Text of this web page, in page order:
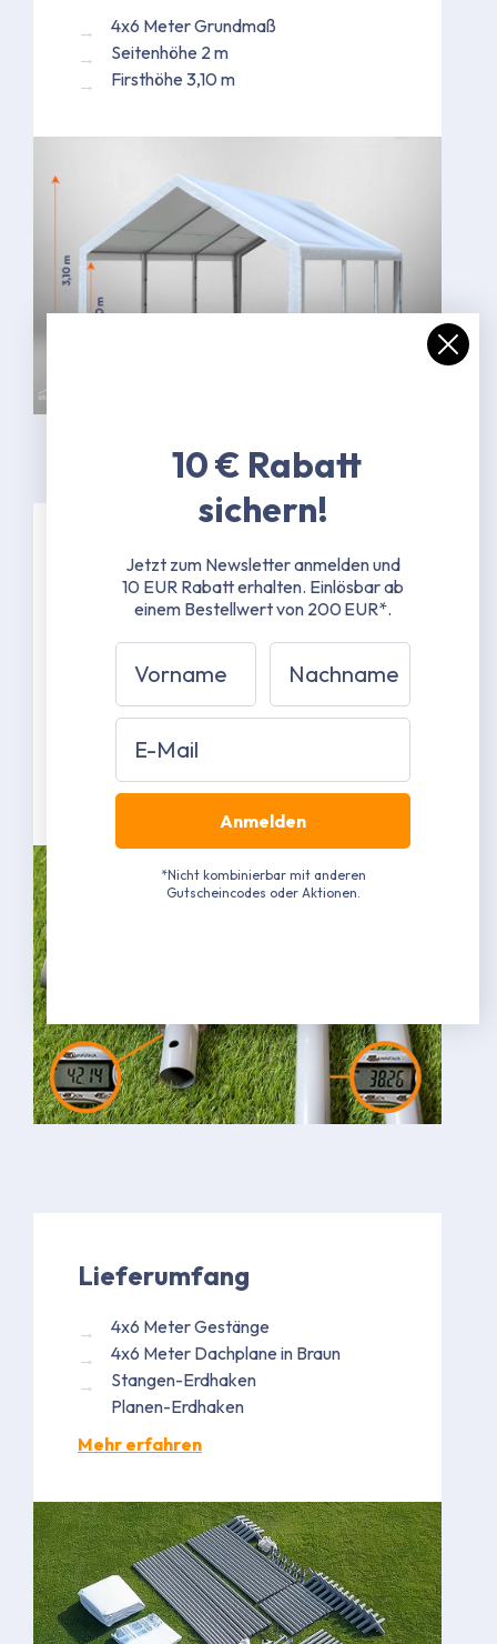
4x6 Meter Grundmaß
Seitenhöhe 2 m
Firsthöhe 3,10 m
Spezifikationen
38 mm Stahlrohrgestänge mit 1,3 mm
Materialstärke
42 mm Stahlrohrverbinder mit 1,5 mm
Grau pulverbeschichtet RAL 7040
(Näherungswert)
Mehr erfahren
Lieferumfang
4x6 Meter Gestänge
4x6 Meter Dachplane in Braun
Stangen-Erdhaken
Planen-Erdhaken
Mehr erfahren
10 € Rabatt
sichern!
Jetzt zum Newsletter anmelden und
10 EUR Rabatt erhalten. Einlösbar ab
einem Bestellwert von 200 EUR*.
Vorname Nachname
Email
Anmelden
*Nicht kombinierbar mit anderen
Gutscheincodes oder Aktionen.